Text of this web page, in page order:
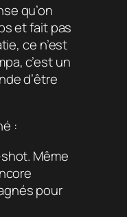
qu’on
et fait pas
ce n’est
c’est un
d’être
:
Même
pour